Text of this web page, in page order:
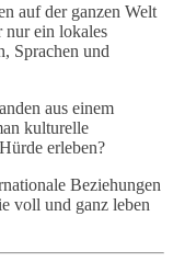
auf der ganzen Welt
nur ein lokales
Sprachen und
aus einem
kulturelle
erleben?
Beziehungen
voll und ganz leben